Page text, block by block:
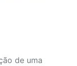
de uma